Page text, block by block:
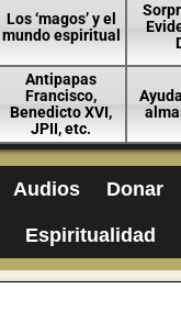
Los ‘magos’ y el
mundo espiritual
Antipapas
Francisco,
Benedicto XVI,
JPII, etc.
Audios Donar
Espiritualidad